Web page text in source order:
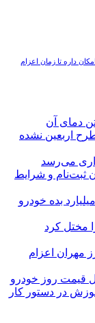
امکان داره تا زمان اعزام
دمای آن
طرح اربعین نشده
می‌رسد
ثبت‌نام و شرایط
کاسبی خارج‌نشین‌ها با سهمیه اقامت / ۸ میلیارد بده خودرو
مختل کرد
مهران اعزام
قیمت روز خودرو
در دستور کار